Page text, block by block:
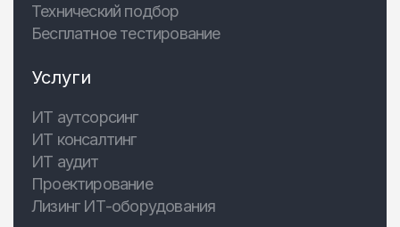
Технический подбор
Бесплатное тестирование
Услуги
ИТ аутсорсинг
ИТ консалтинг
ИТ аудит
Проектирование
Лизинг ИТ-оборудования